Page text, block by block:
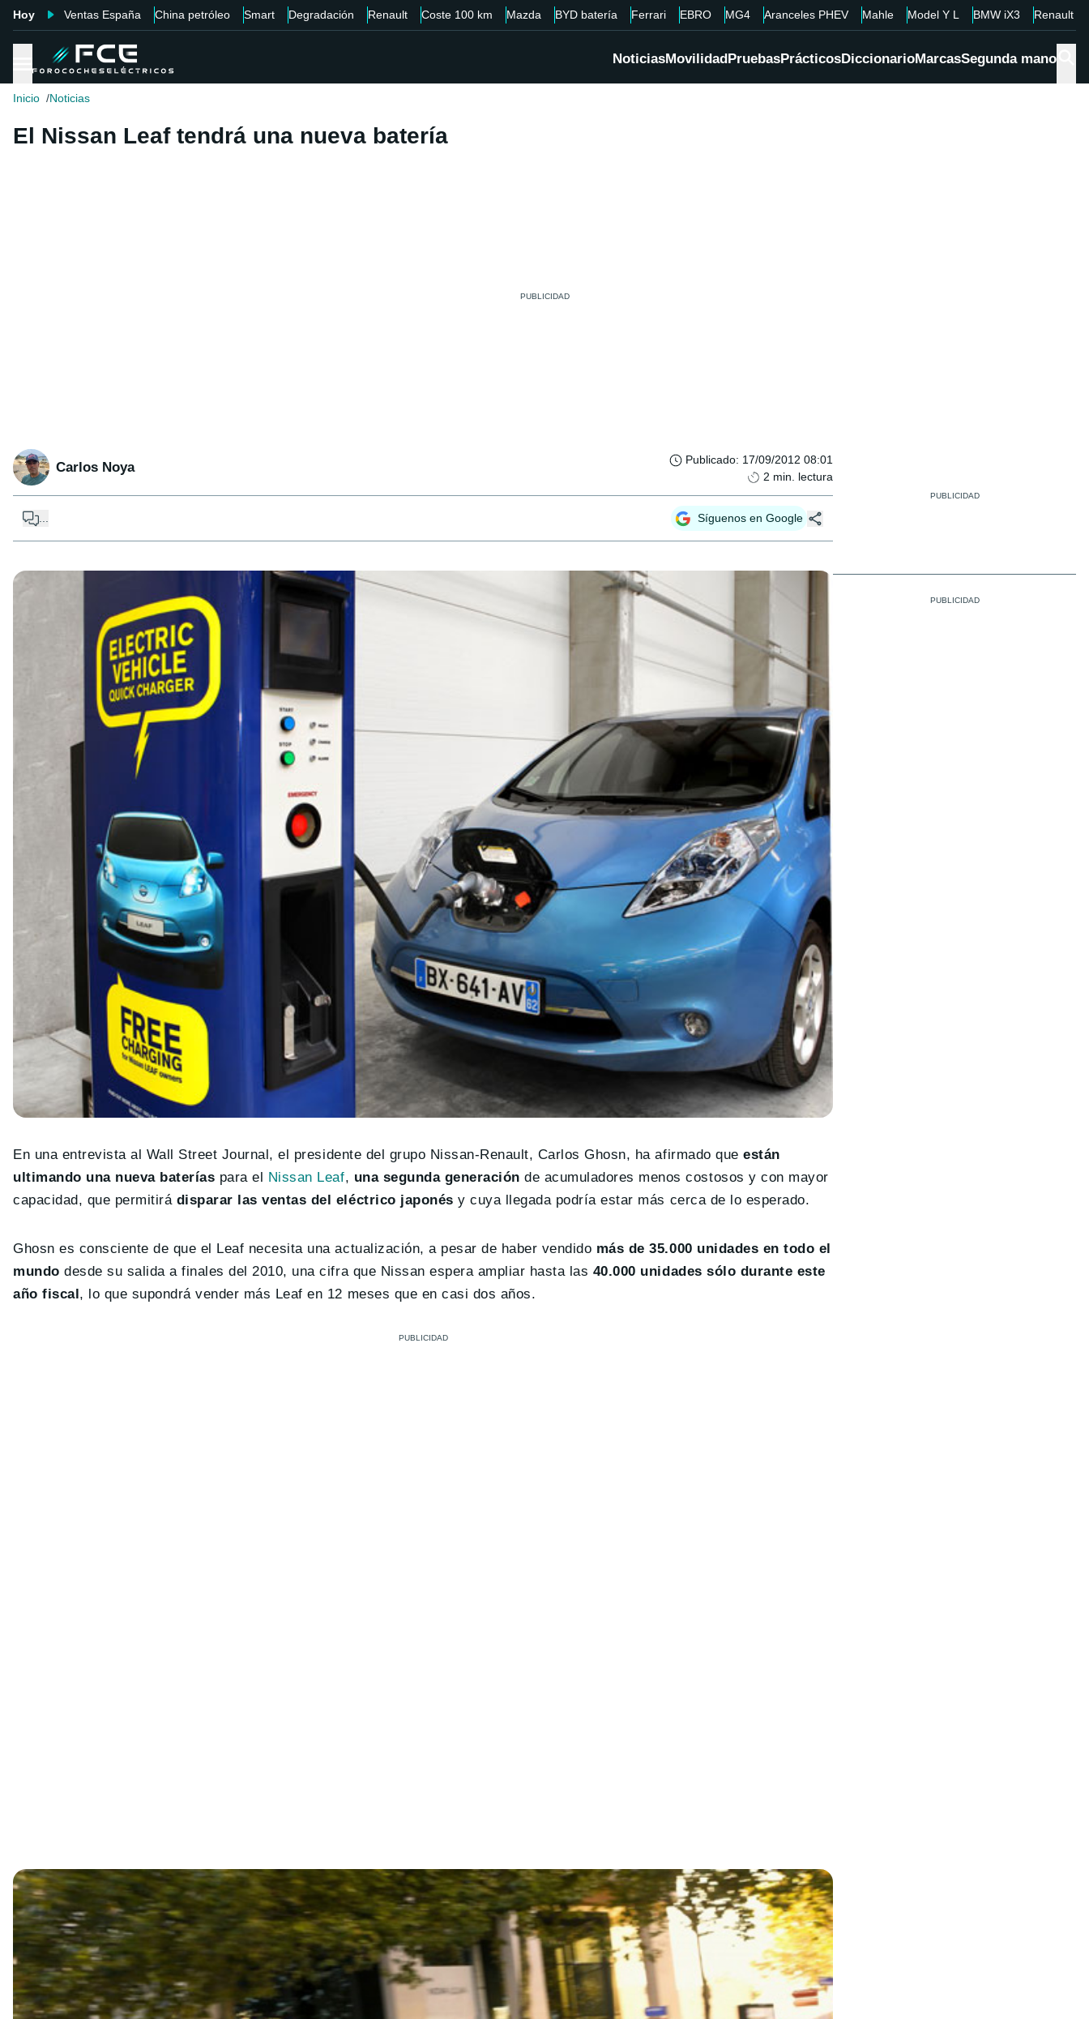
Hoy Ventas España China petróleo Smart Degradación Renault Coste 100 km Mazda BYD batería Ferrari EBRO MG4 Aranceles PHEV Mahle Model Y L BMW iX3 Renault
NoticiasMovilidadPruebasPrácticosDiccionarioMarcasSegunda mano
Inicio Noticias
El Nissan Leaf tendrá una nueva batería
Carlos Noya Publicado: 17/09/2012 08:01
2 min. lectura
Síguenos en Google
En una entrevista al Wall Street Journal, el presidente del grupo Nissan-Renault, Carlos Ghosn, ha afirmado queestán
ultimando una nueva baterías para el Nissan Leaf, una segunda generación de acumuladores menos costosos y con mayor
capacidad, que permitirá disparar las ventas del eléctrico japonés y cuya llegada podría estar más cerca de lo esperado.
Ghosn es consciente de que el Leaf necesita una actualización, a pesar de haber vendido más de 35.000 unidades en todo el
mundo desde su salida a finales del 2010, una cifra que Nissan espera ampliar hasta las 40.000 unidades sólo durante este
año fiscal , lo que supondrá vender más Leaf en 12 meses que en casi dos años.